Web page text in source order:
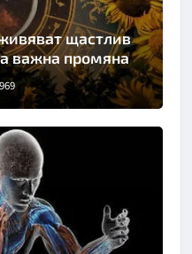
щастлив
важна промяна